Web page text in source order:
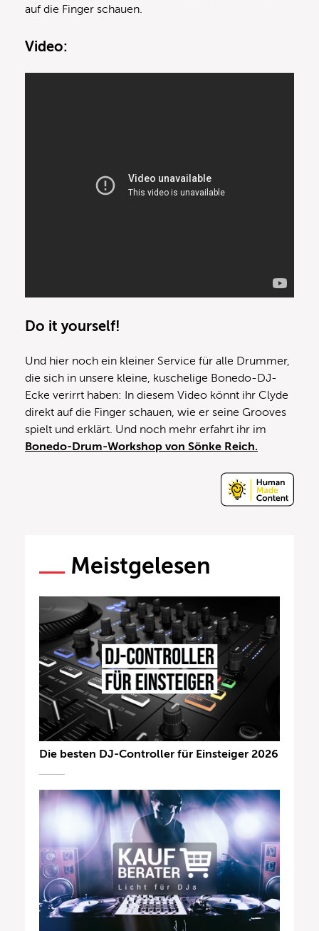
auf die Finger schauen.
Video:
Do it yourself!
Und hier noch ein kleiner Service für alle Drummer,
die sich in unsere kleine, kuschelige Bonedo-DJ-
Ecke verirrt haben: In diesem Video könnt ihr Clyde
direkt auf die Finger schauen, wie er seine Grooves
spielt und erklärt. Und noch mehr erfahrt ihr im
Bonedo-Drum-Workshop von Sönke Reich.
Meistgelesen
Die besten DJ-Controller für Einsteiger 2026